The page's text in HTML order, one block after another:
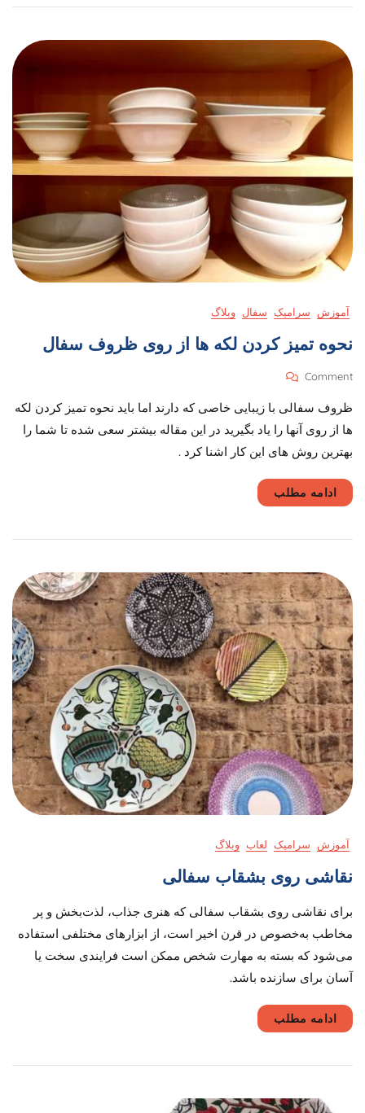
آموزش سرامیک سفال وبلاگ
نحوه تمیز کردن لکه ها از روی ظروف سفال
Comment
On
تمیز
کردن
لکه
ها
روی
ظروف
ظروف سفالی با زیبایی خاصی که دارند اما باید نحوه تمیز کردن لکه
ها از روی آنها را یاد بگیرید در این مقاله بیشتر سعی شده تا شما را
بهترین روش های این کار اشنا کرد .
ادامه مطلب
آموزش سرامیک لعاب وبلاگ
نقاشی روی بشقاب سفالی
برای نقاشی روی بشقاب سفالی که هنری جذاب، لذت‌‌بخش و پر
مخاطب به‌خصوص در قرن اخیر است، از ابزارهای مختلفی استفاده
می‌شود که بسته به مهارت شخص ممکن است فرایندی سخت یا
آسان برای سازنده باشد.
ادامه مطلب